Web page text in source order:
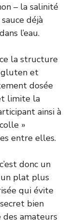
– la salinité
déjà
l’eau.
la structure
gluten et
dosée
limite la
ainsi à
»
entre elles.
donc un
plat plus
qui évite
bien
des amateurs